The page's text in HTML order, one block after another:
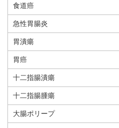
食道癌
急性胃腸炎
胃潰瘍
胃癌
十二指腸潰瘍
十二指腸腫瘍
大腸ポリープ